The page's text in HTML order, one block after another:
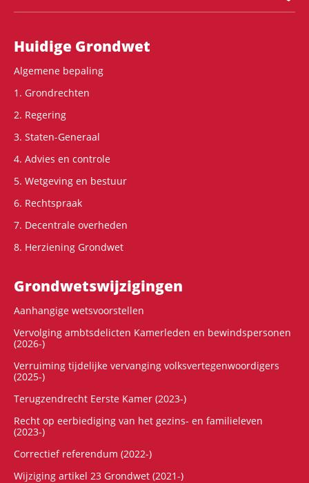
Hoofdnavigatie
Huidige Grondwet
Algemene bepaling
1. Grondrechten
2. Regering
3. Staten-Generaal
4. Advies en controle
5. Wetgeving en bestuur
6. Rechtspraak
7. Decentrale overheden
8. Herziening Grondwet
Grondwets­wijzigingen
Aanhangige wetsvoorstellen
Vervolging ambtsdelicten Kamerleden en bewindspersonen
(2026-)
Verruiming tijdelijke vervanging volksvertegenwoordigers
(2025-)
Terugzendrecht Eerste Kamer (2023-)
Recht op eerbiediging van het gezins- en familieleven
(2023-)
Correctief referendum (2022-)
Wijziging artikel 23 Grondwet (2021-)